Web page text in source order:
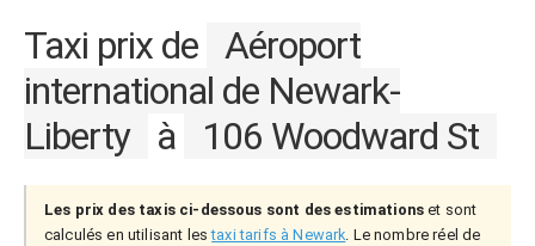
Taxi prix de Aéroport
international de Newark-
Liberty
à 106 Woodward St
Les prix des taxis ci-dessous sont des estimations et sont
calculés en utilisant lestaxi tarifs à Newark. Le nombre réel de